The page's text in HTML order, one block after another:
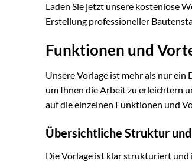
Laden Sie jetzt unsere kostenlose
Erstellung professioneller
Funktionen und
Unsere Vorlage ist mehr als nur
um Ihnen die Arbeit zu erleichtern
auf die einzelnen Funktionen und
Übersichtliche Struktur
Die Vorlage ist klar strukturiert und